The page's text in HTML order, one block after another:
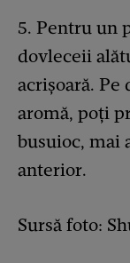
5. Pentru un
dovleceii
acrișoară.
aromă, poți
busuioc, mai
anterior.
Sursă foto: